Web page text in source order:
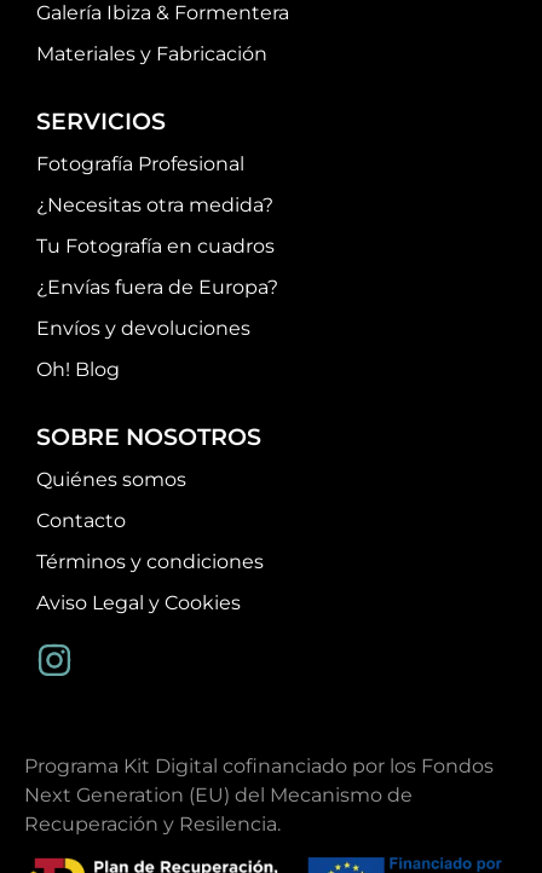
Galería Ibiza & Formentera
Materiales y Fabricación
SERVICIOS
Fotografía Profesional
¿Necesitas otra medida?
Tu Fotografía en cuadros
¿Envías fuera de Europa?
Envíos y devoluciones
Oh! Blog
SOBRE NOSOTROS
Quiénes somos
Contacto
Términos y condiciones
Aviso Legal y Cookies
Programa Kit Digital cofinanciado por los Fondos
Next Generation (EU) del Mecanismo de
Recuperación y Resilencia.